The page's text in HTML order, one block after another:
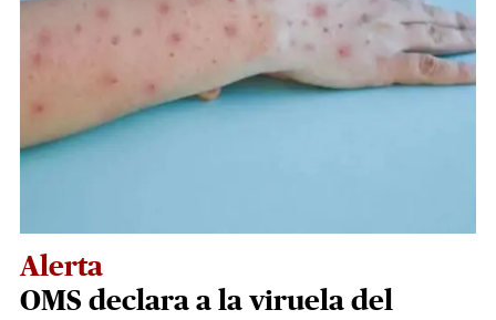
Alerta
OMS declara a la viruela del